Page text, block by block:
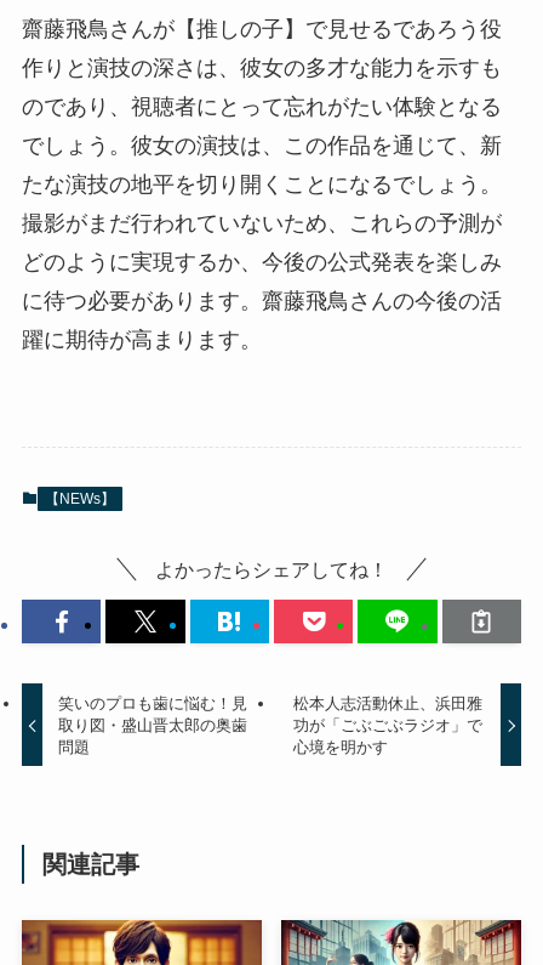
齋藤飛鳥さんが【推しの子】で見せるであろう役
作りと演技の深さは、彼女の多才な能力を示すも
のであり、視聴者にとって忘れがたい体験となる
でしょう。彼女の演技は、この作品を通じて、新
たな演技の地平を切り開くことになるでしょう。
撮影がまだ行われていないため、これらの予測が
どのように実現するか、今後の公式発表を楽しみ
に待つ必要があります。齋藤飛鳥さんの今後の活
躍に期待が高まります。
【NEWs】
よかったらシェアしてね！
笑いのプロも歯に悩む！見
取り図・盛山晋太郎の奥歯
問題
松本人志活動休止、浜田雅
功が「ごぶごぶラジオ」で
心境を明かす
関連記事